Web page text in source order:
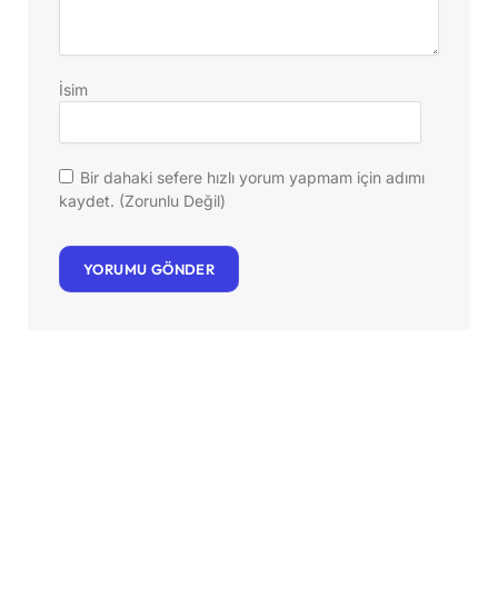
İsim
Bir dahaki sefere hızlı yorum yapmam için adımı
kaydet. (Zorunlu Değil)